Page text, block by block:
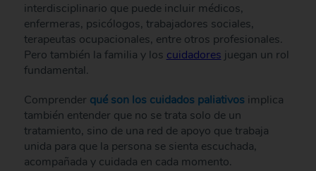
interdisciplinario que puede incluir médicos,
enfermeras, psicólogos, trabajadores sociales,
terapeutas ocupacionales, entre otros profesionales.
Pero también la familia y los cuidadores juegan un rol
fundamental.
Comprender qué son los cuidados paliativosimplica
también entender que no se trata solo de un
tratamiento, sino de una red de apoyo que trabaja
unida para que la persona se sienta escuchada,
acompañada y cuidada en cada momento.